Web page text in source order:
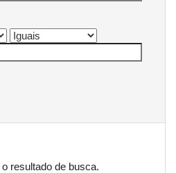
resultado de busca.